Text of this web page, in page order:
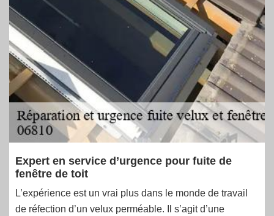
Expert en service d’urgence pour fuite de
fenêtre de toit
L’expérience est un vrai plus dans le monde de travail
de réfection d’un velux perméable. Il s’agit d’une